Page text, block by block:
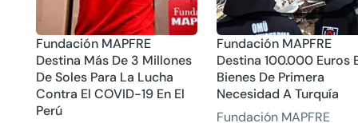
Fundación MAPFRE
Destina Más De 3 Millones
De Soles Para La Lucha
Contra El COVID-19 En El
Perú
Fundación MAPFRE
Destina 100.000 Euros
Bienes De Primera
Necesidad A Turquía
Fundación MAPFRE